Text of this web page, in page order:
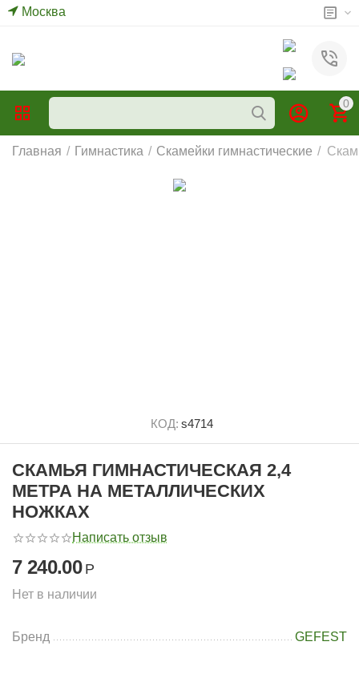
Москва
0
Главная / Гимнастика / Скамейки гимнастические /
КОД: s4714
СКАМЬЯ ГИМНАСТИЧЕСКАЯ 2,4
МЕТРА НА МЕТАЛЛИЧЕСКИХ
НОЖКАХ
Написать отзыв
7 240.00 Р
Нет в наличии
Бренд GEFEST